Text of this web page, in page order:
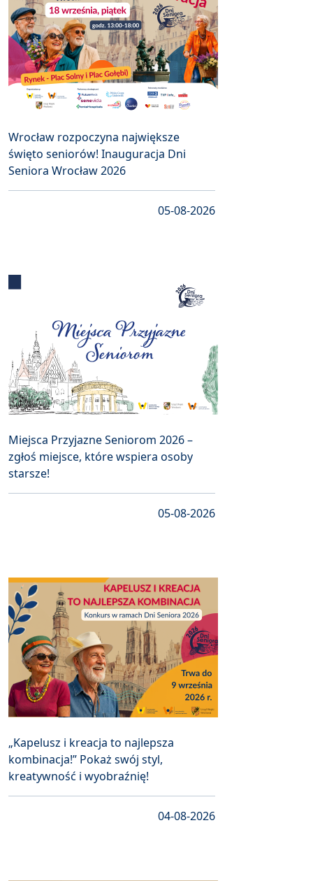
Wrocław rozpoczyna największe
święto seniorów! Inauguracja Dni
Seniora Wrocław 2026
05-08-2026
Miejsca Przyjazne Seniorom 2026 –
zgłoś miejsce, które wspiera osoby
starsze!
05-08-2026
„Kapelusz i kreacja to najlepsza
kombinacja!” Pokaż swój styl,
kreatywność i wyobraźnię!
04-08-2026